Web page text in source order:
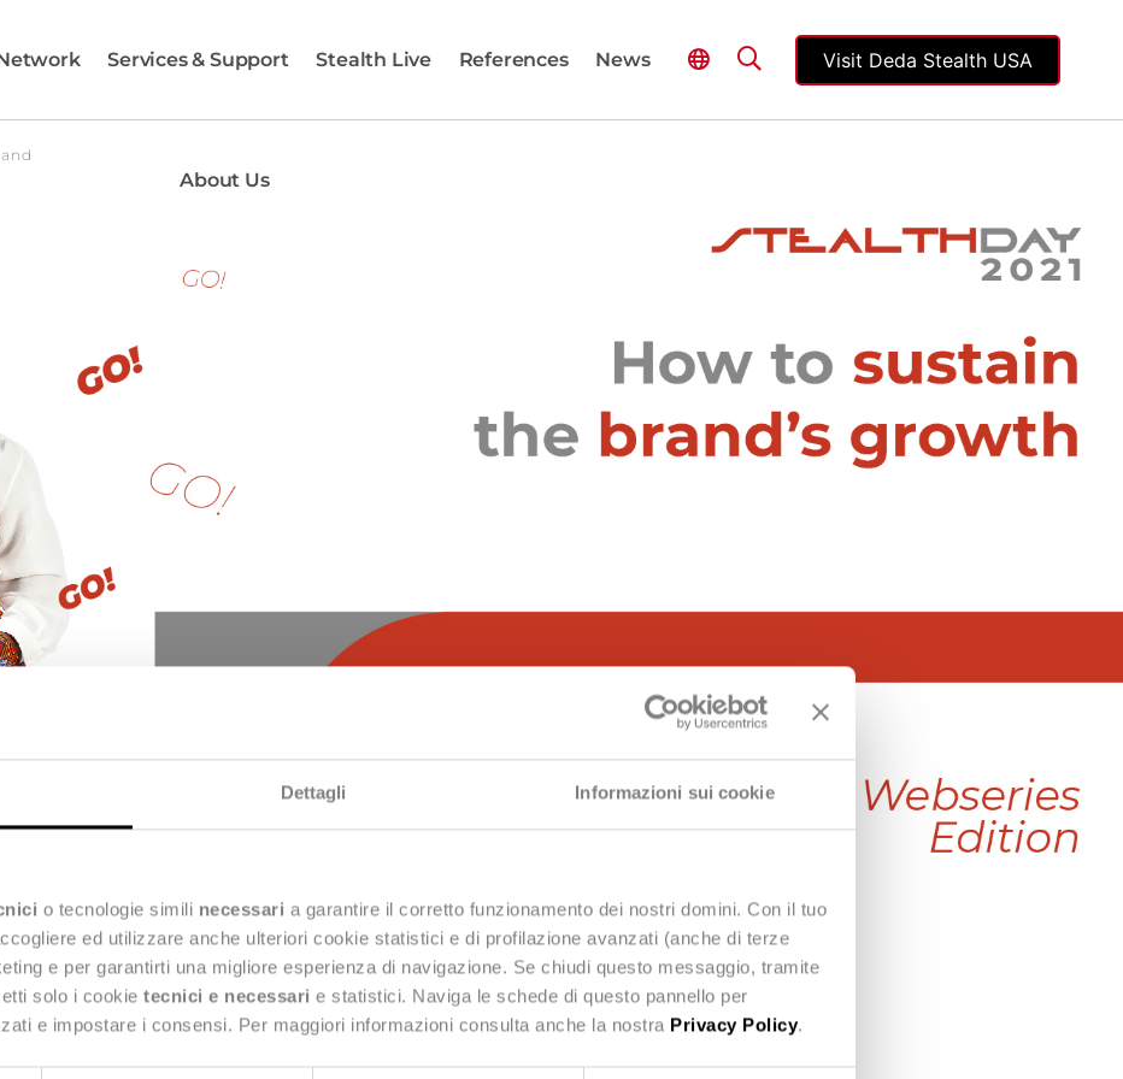
Dettagli Informazioni sui cookie
o tecnologie simili necessari a garantire il corretto funzionamento dei nostri domini. Con il tuo
ed utilizzare anche ulteriori cookie statistici e di profilazione avanzati (anche di terze
e per garantirti una migliore esperienza di navigazione. Se chiudi questo messaggio, tramite
solo i cookie tecnici e necessari e statistici. Naviga le schede di questo pannello per
e impostare i consensi. Per maggiori informazioni consulta anche la nostra Privacy Policy.
Services & Support Stealth Live References News
About Us
Visit Deda Stealth USA
the Live Show?
#3 of Stealth Day 2021